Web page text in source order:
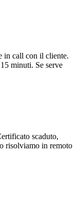
in call con il cliente.
minuti. Se serve
scaduto,
risolviamo in remoto